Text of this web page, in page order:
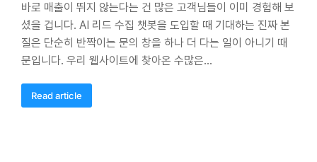
바로 매출이 뛰지 않는다는 건 많은 고객님들이 이미 경험해 보
셨을 겁니다. AI 리드 수집 챗봇을 도입할 때 기대하는 진짜 본
질은 단순히 반짝이는 문의 창을 하나 더 다는 일이 아니기 때
문입니다. 우리 웹사이트에 찾아온 수많은…
Read article